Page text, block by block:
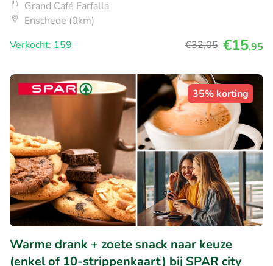
Grand Café Farfalla
Enschede (0km)
Verkocht: 159
€32,05 €15,95
35% korting
Warme drank + zoete snack naar keuze
(enkel of 10-strippenkaart) bij SPAR city